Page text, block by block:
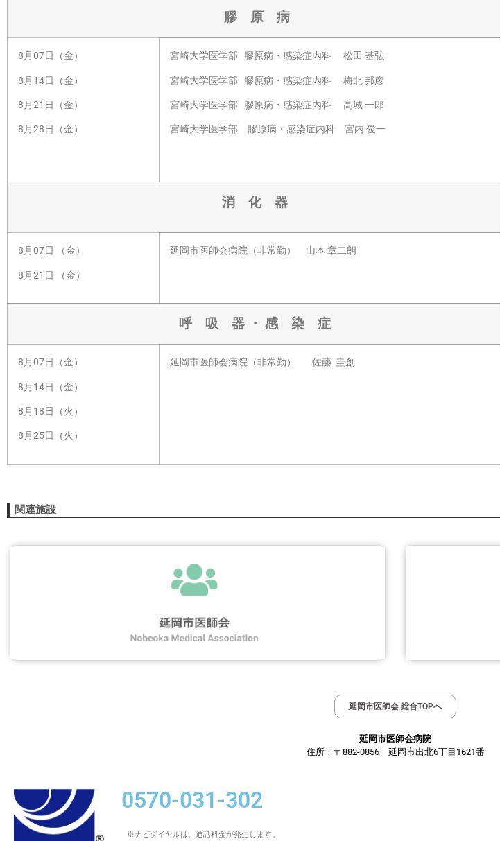
膠 原 病
8月07日（金）
8月14日（金）
8月21日（金）
8月28日（金）
宮崎大学医学部 膠原病・感染症内科 松田 基弘
宮崎大学医学部 膠原病・感染症内科 梅北 邦彦
宮崎大学医学部 膠原病・感染症内科 高城 一郎
宮崎大学医学部 膠原病・感染症内科 宮内 俊一
消 化 器
8月07日 （金）
8月21日 （金）
延岡市医師会病院（非常勤） 山本 章二朗
呼 吸 器 ・ 感 染 症
8月07日（金）
8月14日（金）
8月18日（火）
8月25日（火）
延岡市医師会病院（非常勤） 佐藤 圭創
関連施設
延岡市医師会 総合TOPへ
延岡市医師会病院
住所：〒882-0856 延岡市出北6丁目1621番
0570-031-302
※ナビダイヤルは、通話料金が発生します。